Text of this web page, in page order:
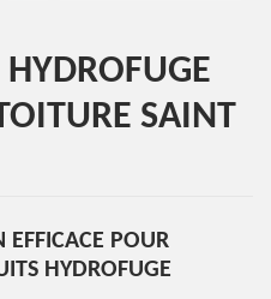
HYDROFUGE
SAINT
EFFICACE POUR
HYDROFUGE